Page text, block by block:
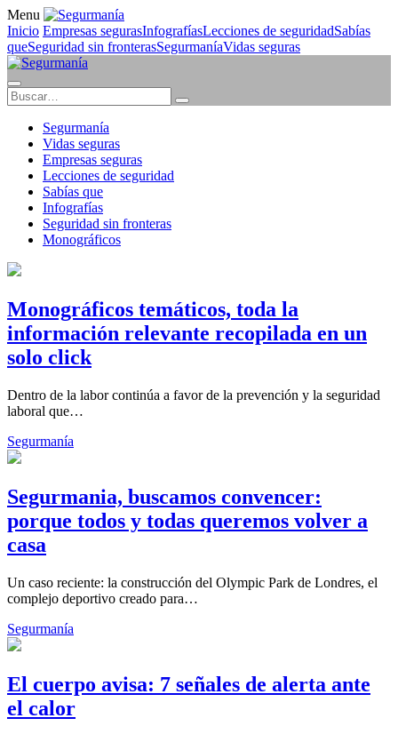
Menu
Inicio Empresas segurasInfografíasLecciones de seguridadSabías
queSeguridad sin fronterasSegurmaníaVidas seguras
Segurmanía
Vidas seguras
Empresas seguras
Lecciones de seguridad
Sabías que
Infografías
Seguridad sin fronteras
Monográficos
Monográficos temáticos, toda la
información relevante recopilada en un
solo click
Dentro de la labor continúa a favor de la prevención y la seguridad
laboral que…
Segurmanía
Segurmania, buscamos convencer:
porque todos y todas queremos volver a
casa
Un caso reciente: la construcción del Olympic Park de Londres, el
complejo deportivo creado para…
Segurmanía
El cuerpo avisa: 7 señales de alerta ante
el calor